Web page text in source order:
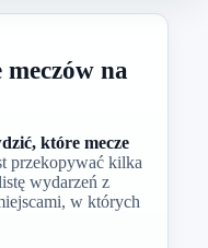
na
które mecze
przekopywać kilka
wydarzeń z
w których